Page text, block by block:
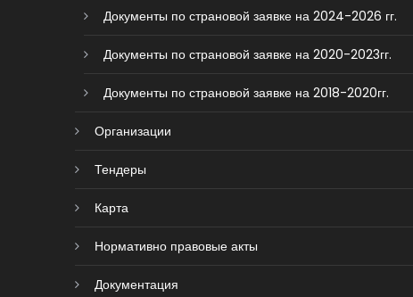
Документы по страновой заявке на 2024-2026 гг.
Документы по страновой заявке на 2020-2023гг.
Документы по страновой заявке на 2018-2020гг.
Организации
Тендеры
Карта
Нормативно правовые акты
Документация